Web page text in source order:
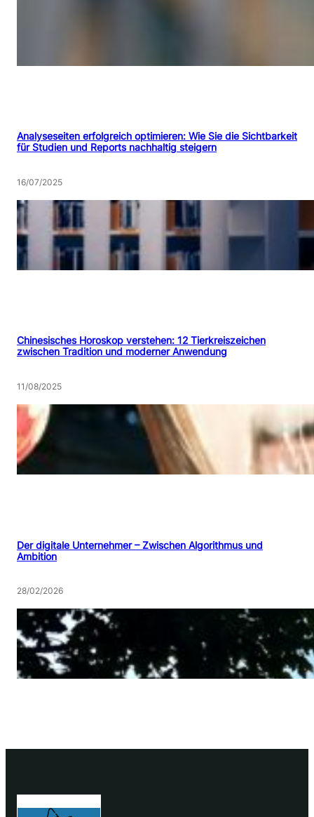
Analyseseiten erfolgreich optimieren: Wie Sie die Sichtbarkeit
für Studien und Reports nachhaltig steigern
16/07/2025
Chinesisches Horoskop verstehen: 12 Tierkreiszeichen
zwischen Tradition und moderner Anwendung
11/08/2025
Der digitale Unternehmer – Zwischen Algorithmus und
Ambition
28/02/2026